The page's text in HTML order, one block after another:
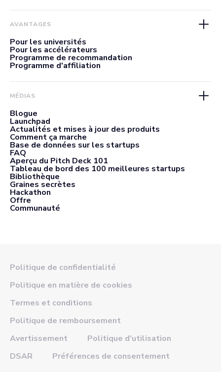
AVANTAGES
Pour les universités
Pour les accélérateurs
Programme de recommandation
Programme d'affiliation
MÉDIAS
Blogue
Launchpad
Actualités et mises à jour des produits
Comment ça marche
Base de données sur les startups
FAQ
Aperçu du Pitch Deck 101
Tableau de bord des 100 meilleures startups
Bibliothèque
Graines secrètes
Hackathon
Offre
Communauté
Politique de confidentialité
Politique en matière de cookies
Termes et conditions
Politique de remboursement
Avertissement
Politique d'utilisation
DSAR
Préférences de consentement